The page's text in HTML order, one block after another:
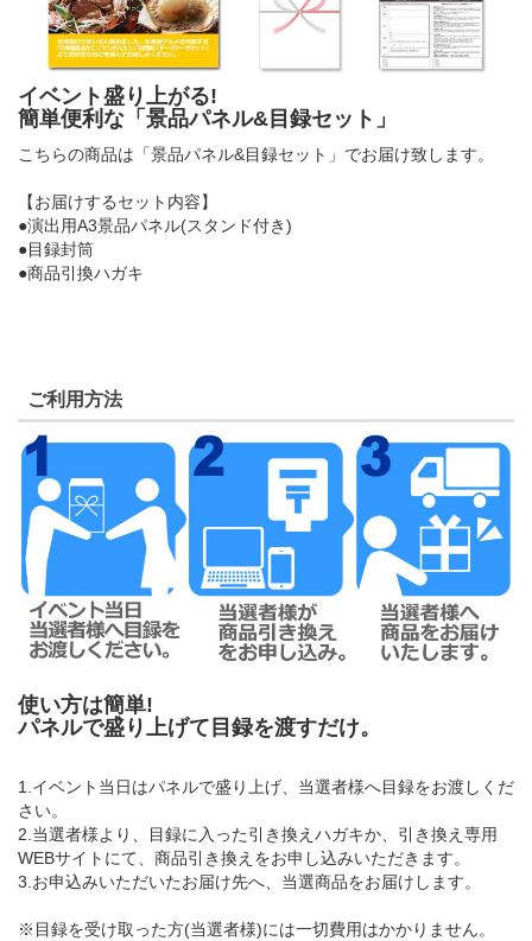
イベント盛り上がる!
簡単便利な「景品パネル&目録セット」
こちらの商品は「景品パネル&目録セット」でお届け致します。
【お届けするセット内容】
●演出用A3景品パネル(スタンド付き)
●目録封筒
●商品引換ハガキ
ご利用方法
使い方は簡単!
パネルで盛り上げて目録を渡すだけ。
1.イベント当日はパネルで盛り上げ、当選者様へ目録をお渡しくだ
さい。
2.当選者様より、目録に入った引き換えハガキか、引き換え専用
WEBサイトにて、商品引き換えをお申し込みいただきます。
3.お申込みいただいたお届け先へ、当選商品をお届けします。
※目録を受け取った方(当選者様)には一切費用はかかりません。